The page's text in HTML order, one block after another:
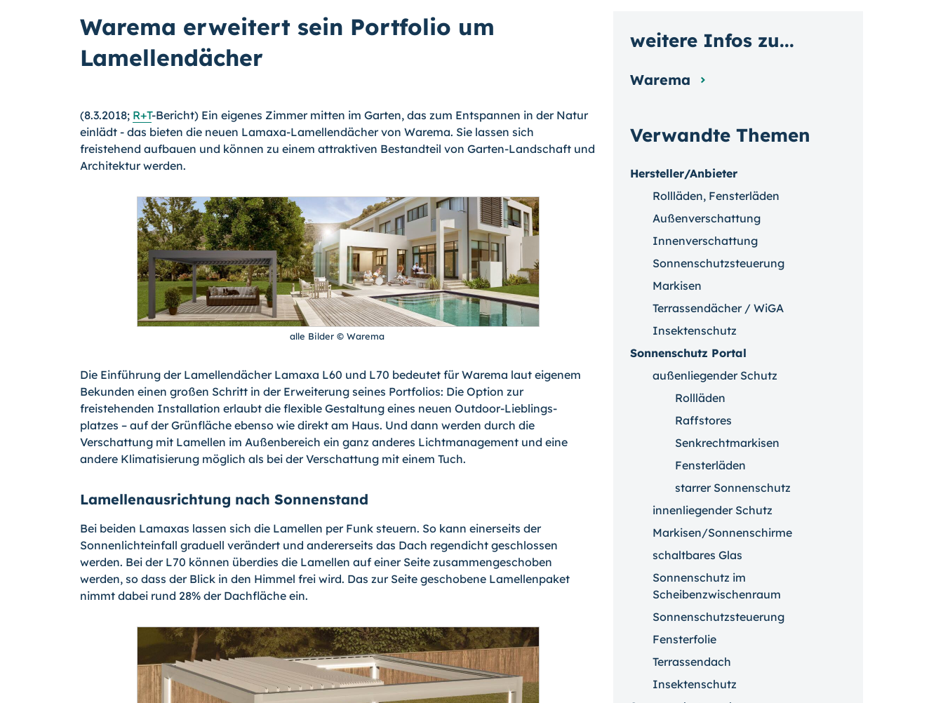
Warema erweitert sein Portfolio um
Lamellendächer
(8.3.2018; R+T-Bericht) Ein eigenes Zimmer mitten im Garten, das zum Entspannen in der Natur
einlädt - das bieten die neuen Lamaxa-Lamellendächer von Warema. Sie lassen sich
freistehend aufbauen und können zu einem attraktiven Bestandteil von Garten-Landschaft und
Architektur werden.
alle Bilder © Warema
Die Einführung der Lamellendächer Lamaxa L60 und L70 bedeutet für Warema laut eigenem
Bekunden einen großen Schritt in der Erweiterung seines Portfolios: Die Option zur
freistehenden Installation erlaubt die flexible Gestaltung eines neuen Outdoor-Lieb­lings­
platzes – auf der Grünfläche ebenso wie direkt am Haus. Und dann werden durch die
Verschattung mit Lamellen im Außenbereich ein ganz anderes Lichtmanagement und eine
andere Klimatisierung möglich als bei der Verschattung mit einem Tuch.
Lamellenausrichtung nach Sonnenstand
Bei beiden Lamaxas lassen sich die Lamellen per Funk steuern. So kann einerseits der
Sonnenlichteinfall graduell verändert und andererseits das Dach regendicht geschlossen
werden. Bei der L70 können überdies die Lamellen auf einer Seite zusammengeschoben
werden, so dass der Blick in den Himmel frei wird. Das zur Seite geschobene Lamellenpaket
nimmt dabei rund 28% der Dachfläche ein.
Verwandte Themen
Hersteller/Anbieter
Rollläden, Fensterläden
Außenverschattung
Innenverschattung
Sonnenschutzsteuerung
Markisen
Terrassendächer / WiGA
Insektenschutz
Sonnenschutz Portal
außenliegender Schutz
Rollläden
Raffstores
Senkrechtmarkisen
Fensterläden
starrer Sonnenschutz
innenliegender Schutz
Markisen/Sonnenschirme
schaltbares Glas
Sonnenschutz im
Scheibenzwischenraum
Sonnenschutzsteuerung
Fensterfolie
Terrassendach
Insektenschutz
weitere Infos zu...
Warema